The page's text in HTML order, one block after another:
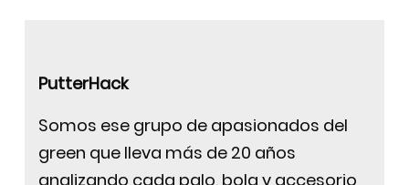
PutterHack
Somos ese grupo de apasionados del
green que lleva más de 20 años
analizando cada palo, bola y accesorio